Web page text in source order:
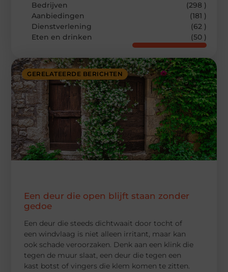
GERELATEERDE BERICHTEN
Een deur die open blijft staan zonder
gedoe
Een deur die steeds dichtwaait door tocht of
een windvlaag is niet alleen irritant, maar kan
ook schade veroorzaken. Denk aan een klink die
tegen de muur slaat, een deur die tegen een
kast botst of vingers die klem komen te zitten.
Bedrijven
(298 )
Aanbiedingen
(181 )
Dienstverlening
(62 )
Eten en drinken
(50 )